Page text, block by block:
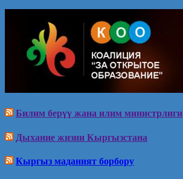
Билим берүү жана илим министрлиги
Дыхание жизни Кыргызстана
Кыргыз маданият борбору